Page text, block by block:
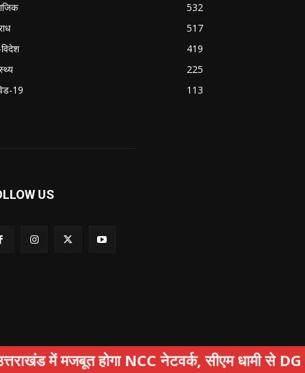
532
517
419
225
19
113
US
अपराध स्वास्थ्य सामाजिक पर्यटन Privacy Policy
मजबूत होगा NCC नेटवर्क, सीएम धामी से DG NCC की